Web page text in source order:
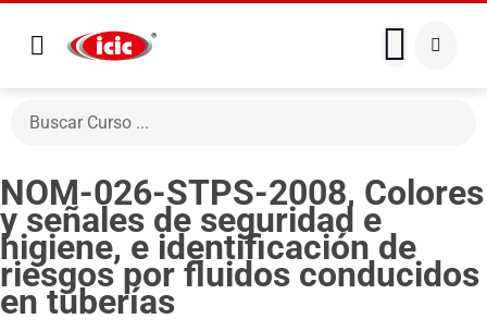
NOM-026-STPS-2008, Colores
y señales de seguridad e
higiene, e identificación de
riesgos por fluidos conducidos
en tuberías